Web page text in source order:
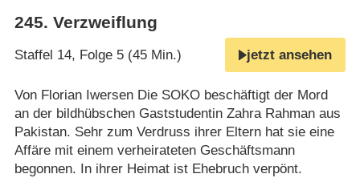
245. Verzweiflung
Staffel 14, Folge 5 (45 Min.) jetzt ansehen
Von Florian Iwersen Die SOKO beschäftigt der Mord
an der bildhübschen Gaststudentin Zahra Rahman aus
Pakistan. Sehr zum Verdruss ihrer Eltern hat sie eine
Affäre mit einem verheirateten Geschäftsmann
begonnen. In ihrer Heimat ist Ehebruch verpönt.